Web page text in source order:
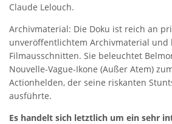
Claude Lelouch.
Archivmaterial: Die Doku ist reich an
unveröffentlichtem Archivmaterial und
Filmausschnitten. Sie beleuchtet
Nouvelle-Vague-Ikone (Außer Atem)
Actionhelden, der seine riskanten
ausführte.
Es handelt sich letztlich um ein sehr